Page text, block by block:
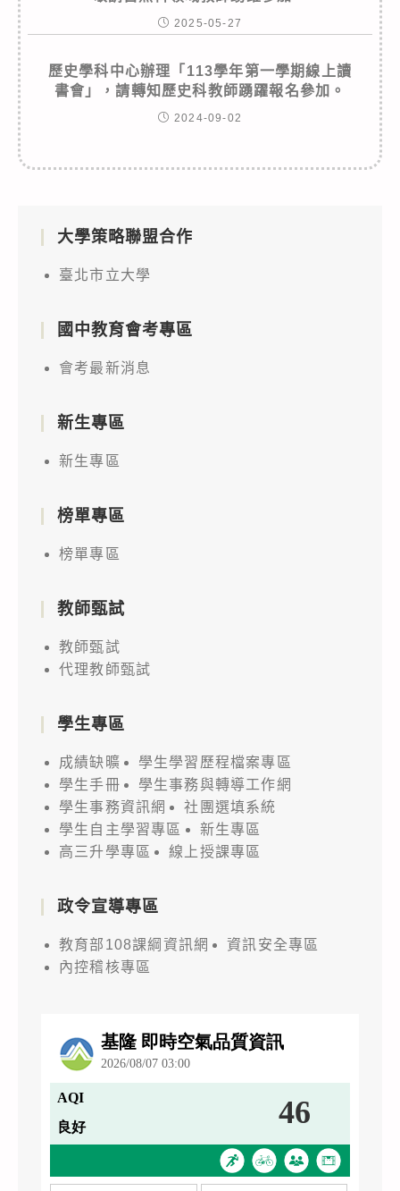
2025-05-27
歷史學科中心辦理「113學年第一學期線上讀
書會」，請轉知歷史科教師踴躍報名參加。
2024-09-02
大學策略聯盟合作
臺北市立大學
國中教育會考專區
會考最新消息
新生專區
新生專區
榜單專區
榜單專區
教師甄試
教師甄試
代理教師甄試
學生專區
成績缺曠
學生學習歷程檔案專區
學生手冊
學生事務與轉導工作網
學生事務資訊網
社團選填系統
學生自主學習專區
新生專區
高三升學專區
線上授課專區
政令宣導專區
教育部108課綱資訊網
資訊安全專區
內控稽核專區